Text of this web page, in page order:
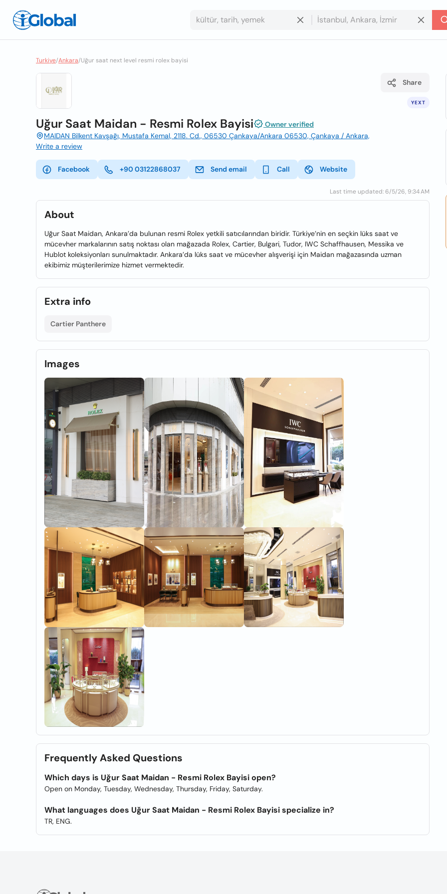
Turkiye/Ankara/Uğur saat next level resmi rolex bayisi
YEXT
Share
Uğur Saat Maidan - Resmi Rolex Bayisi
Owner verified
MAIDAN Bilkent Kavşağı, Mustafa Kemal, 2118. Cd., 06530 Çankaya/Ankara 06530, Çankaya / Ankara,
Write a review
Facebook +90 03122868037 Send email Call Website
Last time updated: 6/5/26, 9:34 AM
About
Uğur Saat Maidan, Ankara’da bulunan resmi Rolex yetkili satıcılarından biridir. Türkiye’nin en seçkin lüks saat ve
mücevher markalarının satış noktası olan mağazada Rolex, Cartier, Bulgari, Tudor, IWC Schaffhausen, Messika ve
Hublot koleksiyonları sunulmaktadır. Ankara’da lüks saat ve mücevher alışverişi için Maidan mağazasında uzman
ekibimiz müşterilerimize hizmet vermektedir.
Extra info
Cartier Panthere
Images
Frequently Asked Questions
Which days is Uğur Saat Maidan - Resmi Rolex Bayisi open?
Open on Monday, Tuesday, Wednesday, Thursday, Friday, Saturday.
What languages does Uğur Saat Maidan - Resmi Rolex Bayisi specialize in?
TR, ENG.